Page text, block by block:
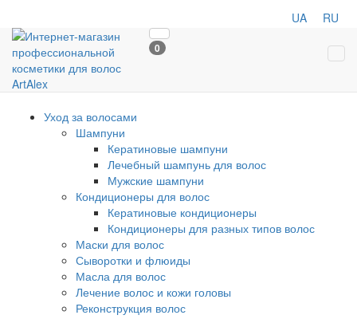
UA RU
0
Уход за волосами
Шампуни
Кератиновые шампуни
Лечебный шампунь для волос
Мужские шампуни
Кондиционеры для волос
Кератиновые кондиционеры
Кондиционеры для разных типов волос
Маски для волос
Сыворотки и флюиды
Масла для волос
Лечение волос и кожи головы
Реконструкция волос